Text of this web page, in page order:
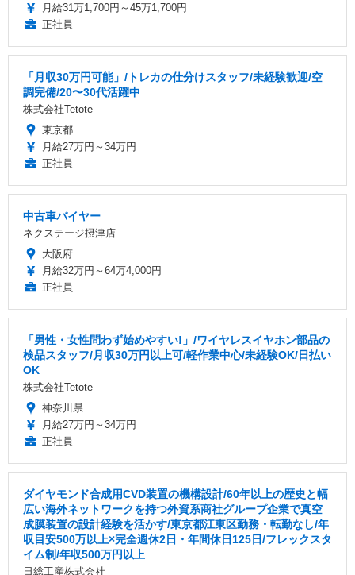
月給31万1,700円～45万1,700円
正社員
「月収30万円可能」/トレカの仕分けスタッフ/未経験歓迎/空
調完備/20〜30代活躍中
株式会社Tetote
東京都
月給27万円～34万円
正社員
中古車バイヤー
ネクステージ摂津店
大阪府
月給32万円～64万4,000円
正社員
「男性・女性問わず始めやすい!」/ワイヤレスイヤホン部品の
検品スタッフ/月収30万円以上可/軽作業中心/未経験OK/日払い
OK
株式会社Tetote
神奈川県
月給27万円～34万円
正社員
ダイヤモンド合成用CVD装置の機構設計/60年以上の歴史と幅
広い海外ネットワークを持つ外資系商社グループ企業で真空
成膜装置の設計経験を活かす/東京都江東区勤務・転勤なし/年
収目安500万以上×完全週休2日・年間休日125日/フレックスタ
イム制/年収500万円以上
日総工産株式会社